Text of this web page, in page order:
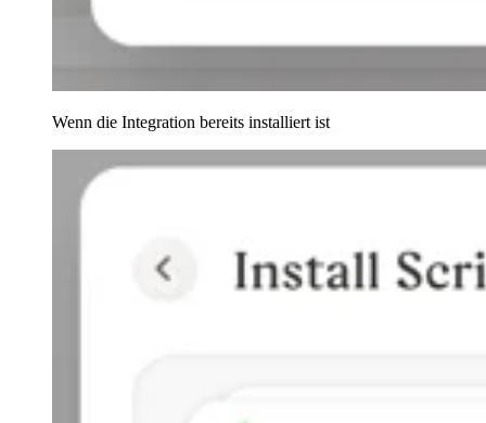
Wenn die Integration bereits installiert ist